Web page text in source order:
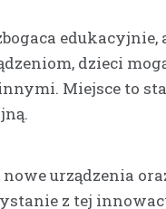
dzieci
Miejsce to
urządzenia
z tej